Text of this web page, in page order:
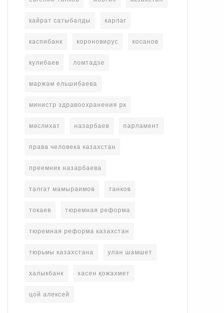
кайрат сатыбалды карлаг
каспибанк короновирус косанов
кулибаев ломтадзе
маржам ельшибаева
министр здравоохранения рк
мәслихат назарбаев парламент
права человека казахстан
преемник назарбаева
талгат мамыраимов танков
токаев тюремная реформа
тюремная реформа казахстан
тюрьмы казахстана улан шамшет
халыкбанк хасен қожахмет
цой алексей